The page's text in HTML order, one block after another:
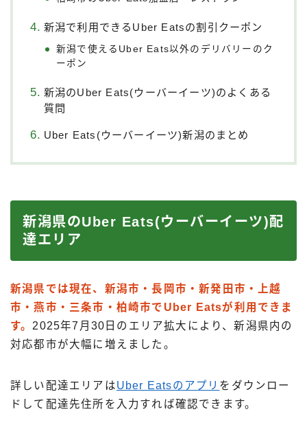
新潟で利用できるUber Eatsの割引クーポン
新潟で使えるUber Eats以外のデリバリーのク
ーポン
新潟のUber Eats(ウーバーイーツ)のよくある
質問
Uber Eats(ウーバーイーツ)新潟のまとめ
新潟県のUber Eats(ウーバーイーツ)配
達エリア
新潟県では現在、新潟市・長岡市・新発田市・上越
市・燕市・三条市・柏崎市でUber Eatsが利用できま
す。2025年7月30日のエリア拡大により、新潟県内の
対応都市が大幅に増えました。
詳しい配達エリアはUber Eatsのアプリ をダウンロー
ドして配達先住所を入力すれば確認できます。